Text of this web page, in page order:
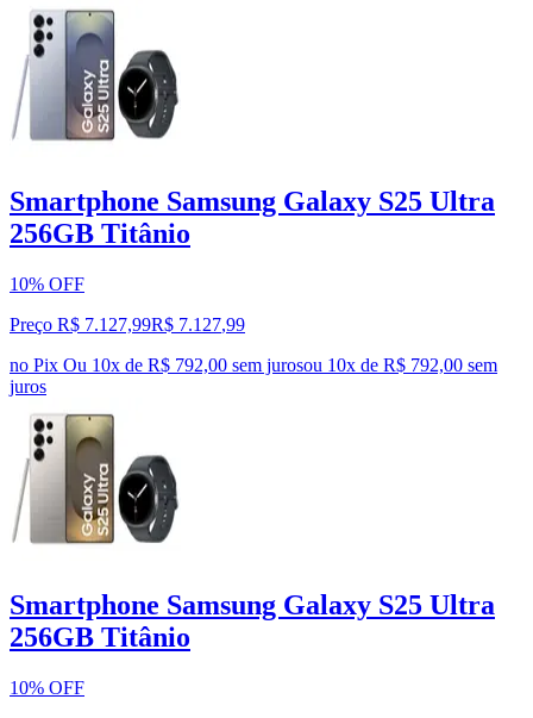
Smartphone Samsung Galaxy S25 Ultra
256GB Titânio
10% OFF
Preço R$ 7.127,99R$ 7.127,99
no Pix Ou 10x de R$ 792,00 sem jurosou 10x de R$ 792,00 sem
juros
Smartphone Samsung Galaxy S25 Ultra
256GB Titânio
10% OFF